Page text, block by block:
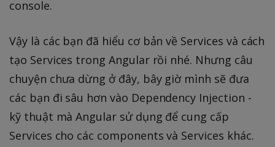
console.
Vậy là các bạn đã hiểu cơ bản về Services và cách
tạo Services trong Angular rồi nhé. Nhưng câu
chuyện chưa dừng ở đây, bây giờ mình sẽ đưa
các bạn đi sâu hơn vào Dependency Injection -
kỹ thuật mà Angular sử dụng để cung cấp
Services cho các components và Services khác.